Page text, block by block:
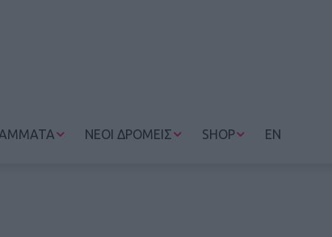
ΝΕΟΙ ΔΡΟΜΕΙΣ SHOP EN